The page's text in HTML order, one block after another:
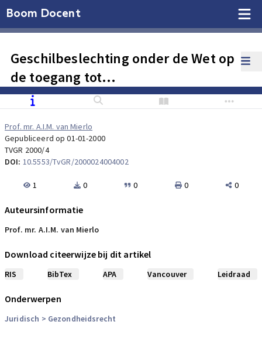
Boom Docent
Geschilbeslechting onder de Wet op
de toegang tot
ziektekostenverzekeringen
Prof. mr. A.I.M. van Mierlo
Gepubliceerd op 01-01-2000
TVGR 2000/4
DOI: 10.5553/TvGR/2000024004002
1 0 0 0 0
Auteursinformatie
Prof. mr. A.I.M. van Mierlo
Download citeerwijze bij dit artikel
RIS BibTex APA Vancouver Leidraad
Onderwerpen
Juridisch > Gezondheidsrecht